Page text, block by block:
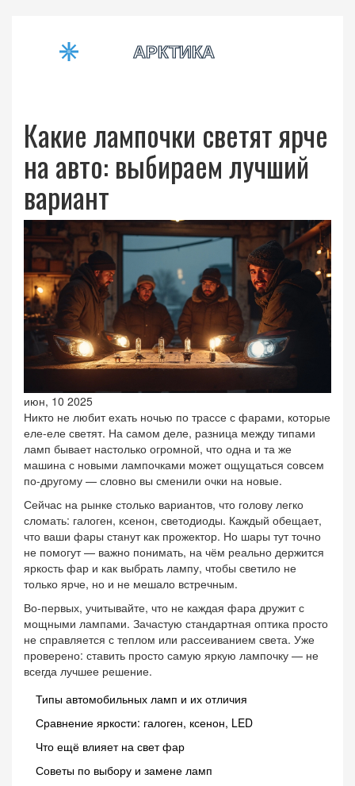
Какие лампочки светят ярче
на авто: выбираем лучший
вариант
июн, 10 2025
Никто не любит ехать ночью по трассе с фарами, которые
еле-еле светят. На самом деле, разница между типами
ламп бывает настолько огромной, что одна и та же
машина с новыми лампочками может ощущаться совсем
по-другому — словно вы сменили очки на новые.
Сейчас на рынке столько вариантов, что голову легко
сломать: галоген, ксенон, светодиоды. Каждый обещает,
что ваши фары станут как прожектор. Но шары тут точно
не помогут — важно понимать, на чём реально держится
яркость фар и как выбрать лампу, чтобы светило не
только ярче, но и не мешало встречным.
Во-первых, учитывайте, что не каждая фара дружит с
мощными лампами. Зачастую стандартная оптика просто
не справляется с теплом или рассеиванием света. Уже
проверено: ставить просто самую яркую лампочку — не
всегда лучшее решение.
Типы автомобильных ламп и их отличия
Сравнение яркости: галоген, ксенон, LED
Что ещё влияет на свет фар
Советы по выбору и замене ламп